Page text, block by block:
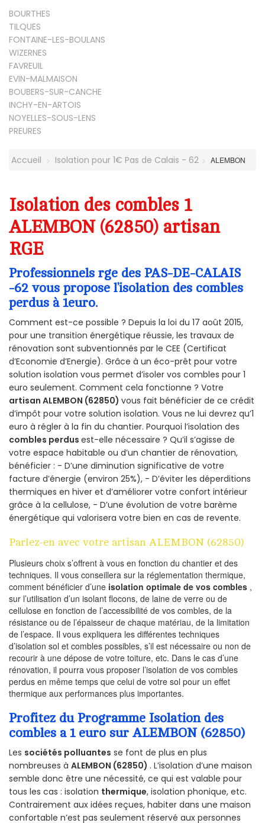
BOURTHES
TILQUES
FONTAINE-LES-BOULANS
WIZERNES
FAVREUIL
EVIN-MALMAISON
BOUBERS-SUR-CANCHE
INCHY-EN-ARTOIS
NOYELLES-SOUS-LENS
PREURES
Accueil Isolation pour 1€ Pas de Calais - 62 ALEMBON
Isolation des combles 1
ALEMBON (62850) artisan
RGE
Professionnels rge des PAS-DE-CALAIS
-62 vous propose l’isolation des combles
perdus à 1euro.
Comment est-ce possible ? Depuis la loi du 17 août 2015,
pour une transition énergétique réussie, les travaux de
rénovation sont subventionnés par le CEE (Certificat
d’Economie d’Energie). Grâce à un éco-prêt pour votre
solution isolation vous permet d’isoler vos combles pour 1
euro seulement. Comment cela fonctionne ? Votre
artisan ALEMBON (62850) vous fait bénéficier de ce crédit
d’impôt pour votre solution isolation. Vous ne lui devrez qu’1
euro à régler à la fin du chantier. Pourquoi l’isolation des
combles perdus est-elle nécessaire ? Qu’il s’agisse de
votre espace habitable ou d’un chantier de rénovation,
bénéficier : - D’une diminution significative de votre
facture d’énergie (environ 25%), - D’éviter les déperditions
thermiques en hiver et d’améliorer votre confort intérieur
grâce à la cellulose, - D’une évolution de votre barème
énergétique qui valorisera votre bien en cas de revente.
Parlez-en avec votre artisan ALEMBON (62850)
Plusieurs choix s’offrent à vous en fonction du chantier et des
techniques. Il vous conseillera sur la réglementation thermique,
comment bénéficier d’une isolation optimale de vos combles ,
sur l’utilisation d’un isolant flocons, de laine de verre ou de
cellulose en fonction de l’accessibilité de vos combles, de la
résistance ou de l’épaisseur de chaque matériau, de la limitation
de l’espace. Il vous expliquera les différentes techniques
d’isolation sol et combles possibles, s’il est nécessaire ou non de
recourir à une dépose de votre toiture, etc. Dans le cas d’une
rénovation, il pourra vous proposer l’isolation de vos combles
perdus en même temps que celui de votre sol pour un effet
thermique aux performances plus importantes.
Profitez du Programme Isolation des
combles a 1 euro sur ALEMBON (62850)
Les sociétés polluantes se font de plus en plus
nombreuses à ALEMBON (62850) . L’isolation d’une maison
semble donc être une nécessité, ce qui est valable pour
tous les cas : isolation thermique, isolation phonique, etc.
Contrairement aux idées reçues, habiter dans une maison
confortable n’est pas seulement réservé aux personnes